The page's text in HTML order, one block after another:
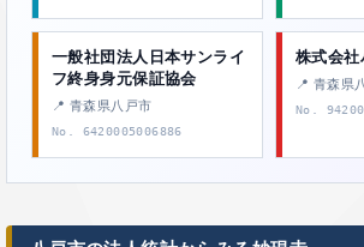
一般社団法人日本サンライ
フ終身身元保証協会
📍 青森県八戸市
No. 6420005006886
株式会
📍 青森県
No.